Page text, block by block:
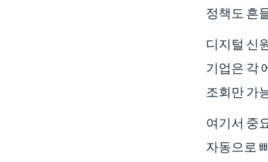
정책도 흔
디지털 신
기업은 각
조회만 가
여기서 중
자동으로